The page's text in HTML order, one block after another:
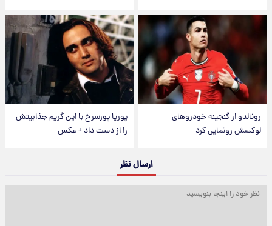
رونالدو از گنجینه خودروهای
لوکسش رونمایی کرد
پوریا پورسرخ با این گریم جذابیتش
را از دست داد + عکس
ارسال نظر